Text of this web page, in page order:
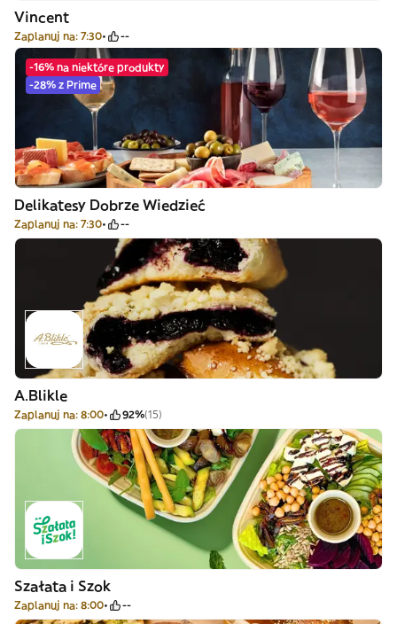
Vincent
Zaplanuj na: 7:30 --
-16% na niektóre produkty
-28% z Prime
Delikatesy Dobrze Wiedzieć
Zaplanuj na: 7:30 --
A.Blikle
Zaplanuj na: 8:00 92%(15)
Szałata i Szok
Zaplanuj na: 8:00 --